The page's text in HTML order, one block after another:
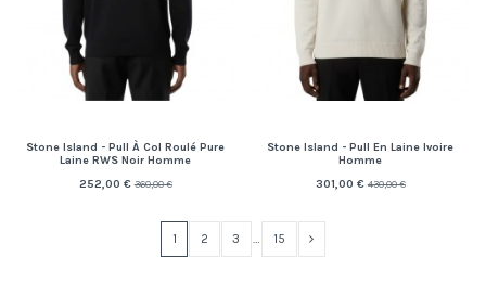
Stone Island - Pull À Col Roulé Pure
Laine RWS Noir Homme
252,00 €360,00 €
Stone Island - Pull En Laine Ivoire
Homme
301,00 €430,00 €
1 2 3 … 15